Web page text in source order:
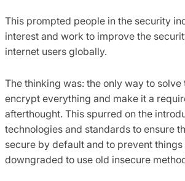
This prompted people in the security
interest and work to improve the
internet users globally.
The thinking was: the only way to
encrypt everything and make it a
afterthought. This spurred on the
technologies and standards to ensure
secure by default and to prevent
downgraded to use old insecure